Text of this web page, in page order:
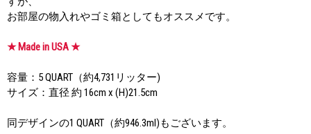
お部屋の物入れやゴミ箱としてもオススメです。
★ Made in USA ★
容量：5 QUART（約4,731リッター)
サイズ：直径 約 16cm x (H)21.5cm
同デザインの1 QUART（約946.3ml)もございます。